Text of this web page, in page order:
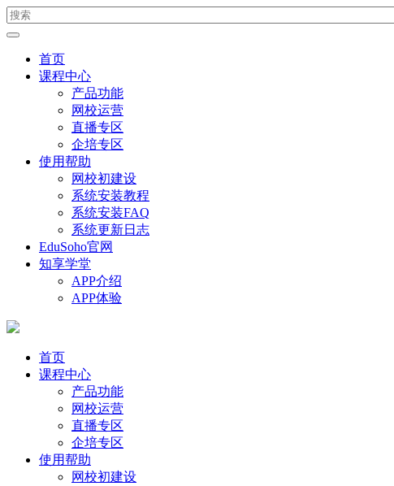
首页
课程中心
产品功能
网校运营
直播专区
企培专区
使用帮助
网校初建设
系统安装教程
系统安装FAQ
系统更新日志
EduSoho官网
知享学堂
APP介绍
APP体验
首页
课程中心
产品功能
网校运营
直播专区
企培专区
使用帮助
网校初建设